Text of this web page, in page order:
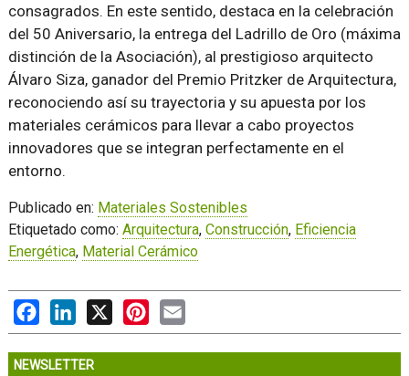
consagrados. En este sentido, destaca en la celebración
del 50 Aniversario, la entrega del Ladrillo de Oro (máxima
distinción de la Asociación), al prestigioso arquitecto
Álvaro Siza, ganador del Premio Pritzker de Arquitectura,
reconociendo así su trayectoria y su apuesta por los
materiales cerámicos para llevar a cabo proyectos
innovadores que se integran perfectamente en el
entorno.
Publicado en: Materiales Sostenibles
Etiquetado como: Arquitectura, Construcción, Eficiencia
Energética, Material Cerámico
FacebookLinkedIn Pinterest
NEWSLETTER